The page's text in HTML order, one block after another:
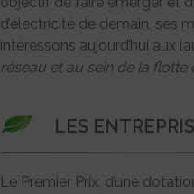
d’électricité de demain, ses
intéressons aujourd’hui aux
réseau et au sein de la flotte
LES
Le Premier Prix, d’une